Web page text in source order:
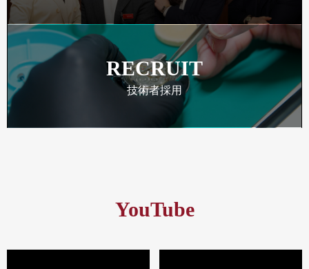
RECRUIT
技術者採用
YouTube